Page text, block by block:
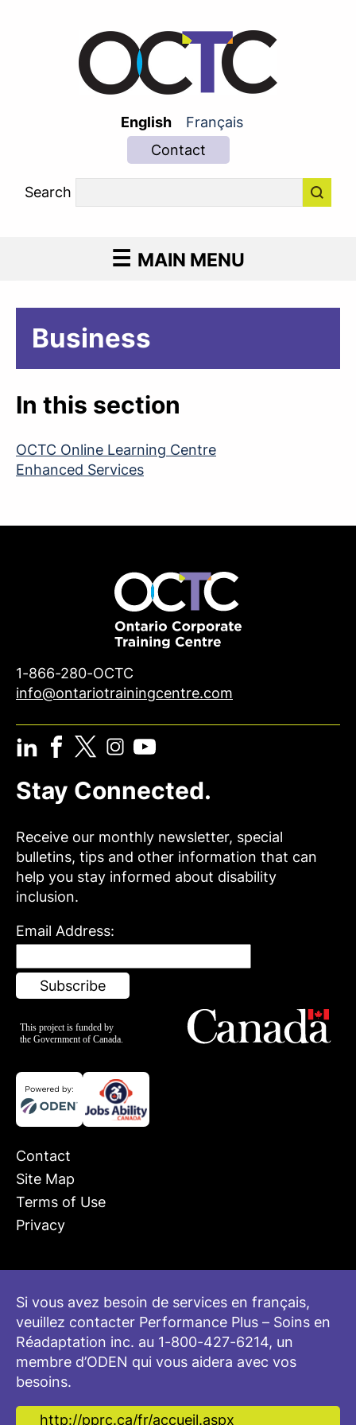
English
Français
Contact
Search
MAIN MENU
Business
In this section
OCTC Online Learning Centre
Enhanced Services
1-866-280-OCTC
info@ontariotrainingcentre.com
Stay Connected.
Receive our monthly newsletter, special
bulletins, tips and other information that can
help you stay informed about disability
inclusion.
Email Address:
Contact
Site Map
Terms of Use
Privacy
Si vous avez besoin de services en français,
veuillez contacter Performance Plus – Soins en
Réadaptation inc. au 1-800-427-6214, un
membre d’ODEN qui vous aidera avec vos
besoins.
http://pprc.ca/fr/accueil.aspx